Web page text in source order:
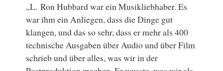
„L. Ron Hubbard war ein Musikliebhaber. Es
war ihm ein Anliegen, dass die Dinge gut
klangen, und das so sehr, dass er mehr als 400
technische Ausgaben über Audio und über Film
schrieb und über alles, was wir in der